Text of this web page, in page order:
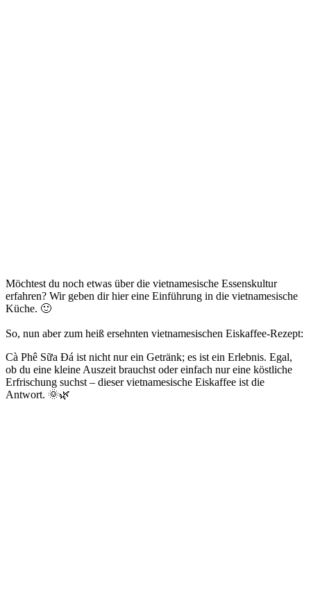
Möchtest du noch etwas über die vietnamesische Essenskultur
erfahren? Wir geben dir hier eine Einführung in die vietnamesische
Küche. 🙂
So, nun aber zum heiß ersehnten vietnamesischen Eiskaffee-Rezept:
Cà Phê Sữa Đá ist nicht nur ein Getränk; es ist ein Erlebnis. Egal,
ob du eine kleine Auszeit brauchst oder einfach nur eine köstliche
Erfrischung suchst – dieser vietnamesische Eiskaffee ist die
Antwort. 🌞🌿